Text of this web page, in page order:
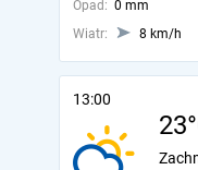
Opad: 0 mm
Wiatr:
8 km/h
13:00